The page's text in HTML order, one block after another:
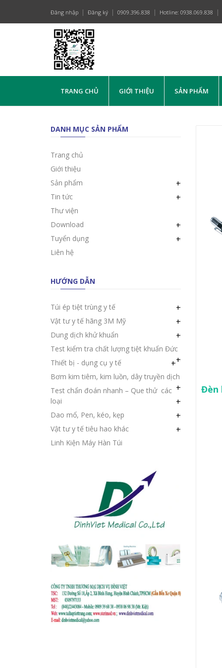
Đăng nhập Đăng ký 0909.396.838 Hotline: 0938.069.838
TRANG CHỦ GIỚI THIỆU SẢN PHẨM
DANH MỤC SẢN PHẨM
Trang chủ
Giới thiệu
Sản phẩm
+
Tin tức +
Thư viện
Download
+
Tuyển dụng +
Liên hệ
HƯỚNG DẪN
Túi ép tiệt trùng y tế +
Vật tư y tế hãng 3M Mỹ +
Dung dịch khử khuẩn +
Test kiểm tra chất lượng tiệt khuẩn Đức
+
Thiết bị - dụng cụ y tế +
Bơm kim tiêm, kim luồn, dây truyền dịch
+
Test chẩn đoán nhanh – Que thử các
loại
+
Dao mổ, Pen, kéo, kẹp +
Vật tư y tế tiêu hao khác +
Linh Kiện Máy Hàn Túi
Đèn